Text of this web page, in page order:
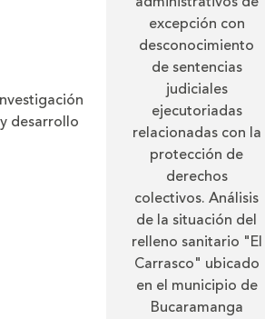
y desarrollo
excepción con
desconocimiento
de sentencias
judiciales
ejecutoriadas
relacionadas con la
protección de
derechos
colectivos. Análisis
de la situación del
relleno sanitario "El
Carrasco" ubicado
en el municipio de
Bucaramanga